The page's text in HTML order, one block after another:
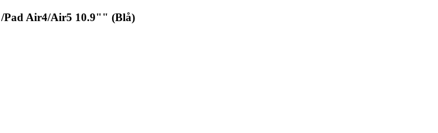
Pad Air4/Air5 10.9"" (Blå)